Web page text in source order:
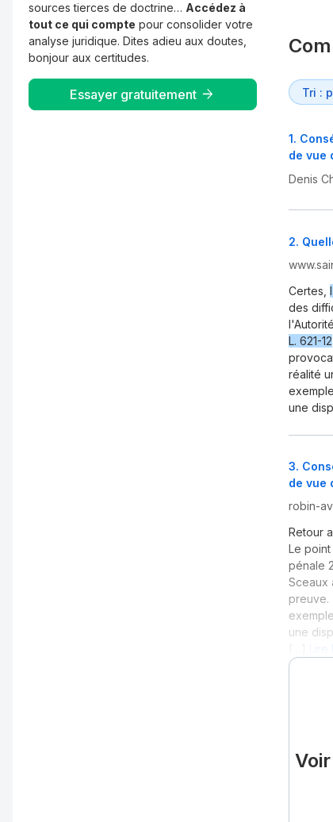
sources tierces de doctrine… Accédez à
tout ce qui compte pour consolider votre
analyse juridique. Dites adieu aux doutes,
bonjour aux certitudes.
Essayer gratuitement
1.
de vue
Denis
2.
Certes,
des
L. 621-12
réalité
une
3.
de vue
robin-
Retour
Le
pénale
Sceaux
preuve.
une
Lire